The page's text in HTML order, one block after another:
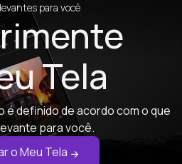
para você
Tela
é definido de acordo com o que
para você.
o Meu Tela